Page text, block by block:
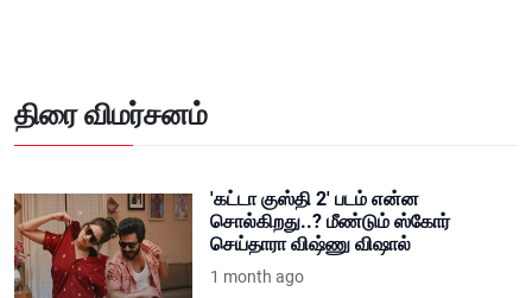
திரை விமர்சனம்
'கட்டா குஸ்தி 2' படம் என்ன
சொல்கிறது..? மீண்டும் ஸ்கோர்
செய்தாரா விஷ்ணு விஷால்
1 month ago